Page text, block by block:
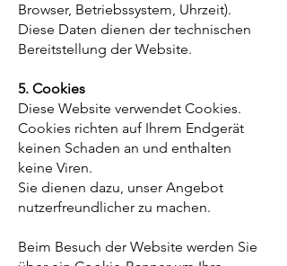
Browser, Betriebssystem, Uhrzeit).
Diese Daten dienen der technischen
Bereitstellung der Website.
5. Cookies
Diese Website verwendet Cookies.
Cookies richten auf Ihrem Endgerät
keinen Schaden an und enthalten
keine Viren.
Sie dienen dazu, unser Angebot
nutzerfreundlicher zu machen.
Beim Besuch der Website werden Sie